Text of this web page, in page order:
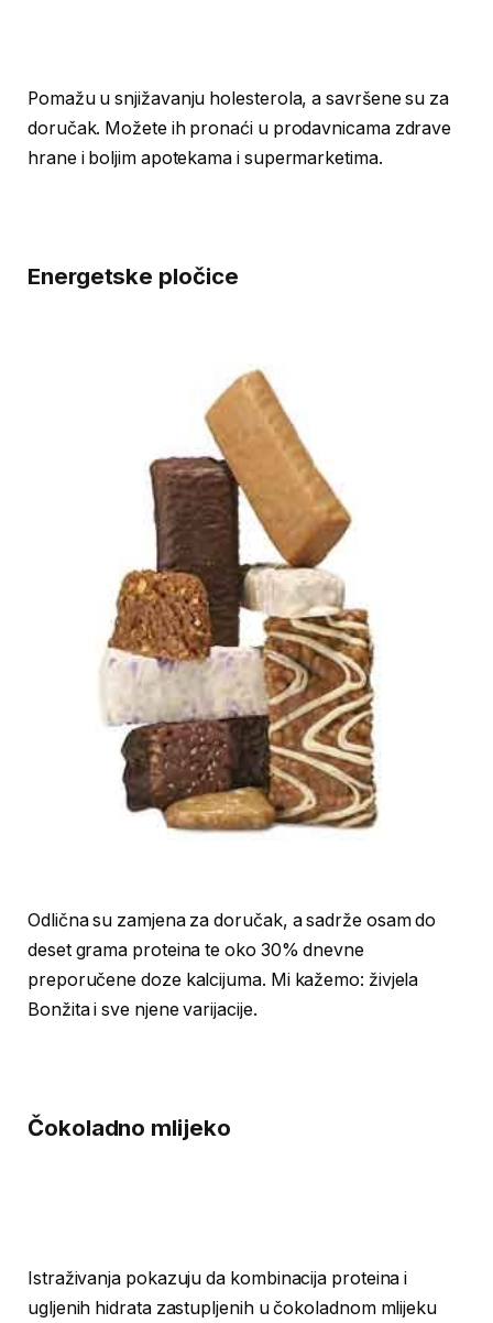
Pomažu u snjižavanju holesterola, a savršene su za
doručak. Možete ih pronaći u prodavnicama zdrave
hrane i boljim apotekama i supermarketima.
Energetske pločice
Odlična su zamjena za doručak, a sadrže osam do
deset grama proteina te oko 30% dnevne
preporučene doze kalcijuma. Mi kažemo: živjela
Bonžita i sve njene varijacije.
Čokoladno mlijeko
Istraživanja pokazuju da kombinacija proteina i
ugljenih hidrata zastupljenih u čokoladnom mlijeku